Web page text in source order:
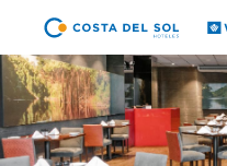
HOTELES
PAQUETES